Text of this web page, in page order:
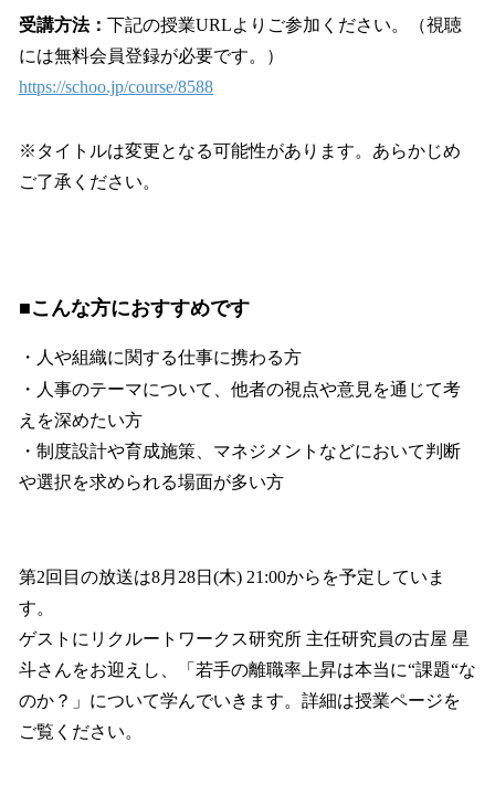
受講方法： 下記の授業URLよりご参加ください。（視聴
には無料会員登録が必要です。）
https://schoo.jp/course/8588
※タイトルは変更となる可能性があります。あらかじめ
ご了承ください。
■こんな方におすすめです
・人や組織に関する仕事に携わる方
・人事のテーマについて、他者の視点や意見を通じて考
えを深めたい方
・制度設計や育成施策、マネジメントなどにおいて判断
や選択を求められる場面が多い方
第2回目の放送は8月28日(木) 21:00からを予定していま
す。
ゲストにリクルートワークス研究所 主任研究員の古屋 星
斗さんをお迎えし、「若手の離職率上昇は本当に“課題“な
のか？」について学んでいきます。詳細は授業ページを
ご覧ください。